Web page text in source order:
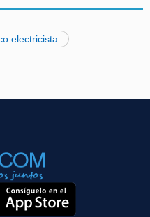
electricista